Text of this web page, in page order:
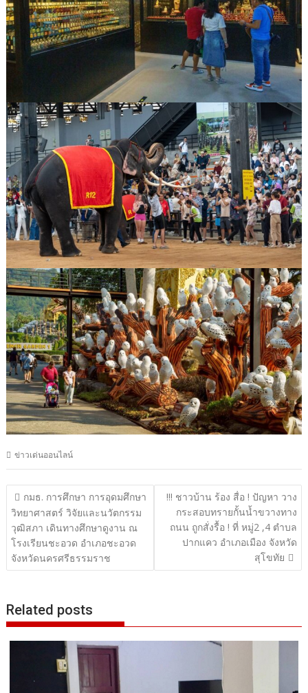
ข่าวเด่นออนไลน์
แนะแนว
เรื่อง
กมธ. การศึกษา การอุดมศึกษา
วิทยาศาสตร์ วิจัยและนวัตกรรม
วุฒิสภา เดินทางศึกษาดูงาน ณ
โรงเรียนชะอวด อำเภอชะอวด
จังหวัดนครศรีธรรมราช
!!! ชาวบ้าน ร้อง สื่อ ! ปัญหา วาง
กระสอบทรายกั้นน้ำขวางทาง
ถนน ถูกสั่งรื้อ ! ที่ หมู่2 ,4 ตำบล
ปากแคว อำเภอเมือง จังหวัด
สุโขทัย
Related posts